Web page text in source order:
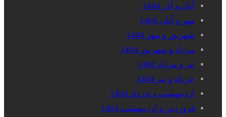
آبان و آذر 1404
مهر و آبان 1404
شهریور و مهر 1404
مرداد و شهریور 1404
تیر و مرداد 1404
خرداد و تیر 1404
اردیبهشت و خرداد 1404
فروردین و اردیبهشت 1404